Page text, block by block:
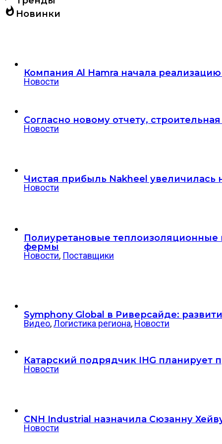
whatshot Новинки
Компания Al Hamra начала
Новости
Согласно новому отчету,
Новости
Чистая прибыль Nakheel увеличилась
Новости
Полиуретановые
фермы
Новости, Поставщики
Symphony Global в Риверсайде:
Видео,Логистика региона, Новости
Катарский подрядчик IHG планирует
Новости
CNH Industrial назначила Сюзанну
Новости